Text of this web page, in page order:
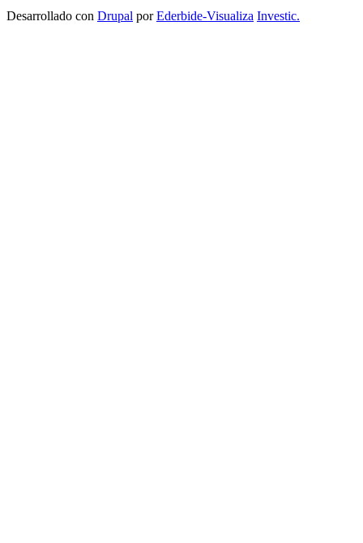
Desarrollado con Drupal porEderbide-Visualiza Investic.